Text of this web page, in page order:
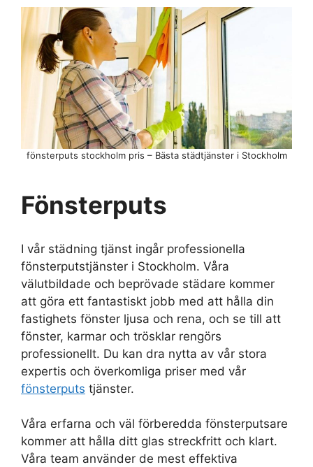
fönsterputs stockholm pris – Bästa städtjänster i Stockholm
Fönsterputs
I vår städning tjänst ingår professionella
fönsterputstjänster i Stockholm. Våra
välutbildade och beprövade städare kommer
att göra ett fantastiskt jobb med att hålla din
fastighets fönster ljusa och rena, och se till att
fönster, karmar och trösklar rengörs
professionellt. Du kan dra nytta av vår stora
expertis och överkomliga priser med vår
fönsterputs tjänster.
Våra erfarna och väl förberedda fönsterputsare
kommer att hålla ditt glas streckfritt och klart.
Våra team använder de mest effektiva